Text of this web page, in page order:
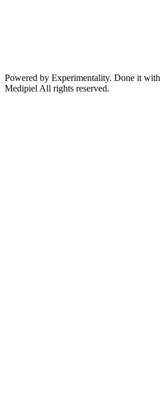
Powered by Experimentality. Done it with
Medipiel All rights reserved.